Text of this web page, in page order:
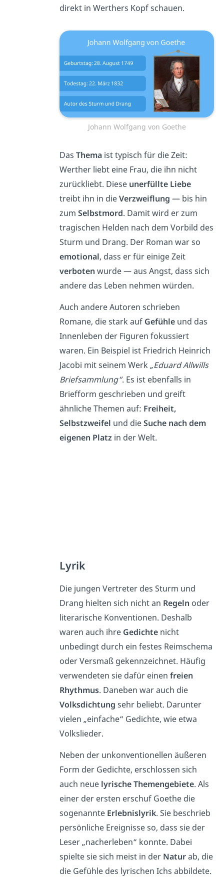
direkt in Werthers Kopf schauen.
Johann Wolfgang von Goethe
DasThema ist typisch für die Zeit:
Werther liebt eine Frau, die ihn nicht
zurückliebt. Diese unerfüllte Liebe
treibt ihn in dieVerzweiflung — bis hin
zumSelbstmord. Damit wird er zum
tragischen Helden nach dem Vorbild des
Sturm und Drang. Der Roman war so
emotional, dass er für einige Zeit
verboten wurde — aus Angst, dass sich
andere das Leben nehmen würden.
Auch andere Autoren schrieben
Romane, die stark auf Gefühle und das
Innenleben der Figuren fokussiert
waren. Ein Beispiel ist Friedrich Heinrich
Jacobi mit seinem Werk„Eduard Allwills
Briefsammlung“. Es ist ebenfalls in
Briefform geschrieben und greift
ähnliche Themen auf: Freiheit,
Selbstzweifel und dieSuche nach dem
eigenen Platz in der Welt.
Lyrik
Die jungen Vertreter des Sturm und
Drang hielten sich nicht an Regeln oder
literarische Konventionen. Deshalb
waren auch ihre Gedichte nicht
unbedingt durch ein festes Reimschema
oder Versmaß gekennzeichnet. Häufig
verwendeten sie dafür einenfreien
Rhythmus. Daneben war auch die
Volksdichtung sehr beliebt. Darunter
vielen „einfache“ Gedichte, wie etwa
Volkslieder.
Neben der unkonventionellen äußeren
Form der Gedichte, erschlossen sich
auch neue lyrische Themengebiete. Als
einer der ersten erschuf Goethe die
sogenannte Erlebnislyrik. Sie beschrieb
persönliche Ereignisse so, dass sie der
Leser „nacherleben“ konnte. Dabei
spielte sie sich meist in der Naturab, die
die Gefühle des lyrischen Ichs abbildete.